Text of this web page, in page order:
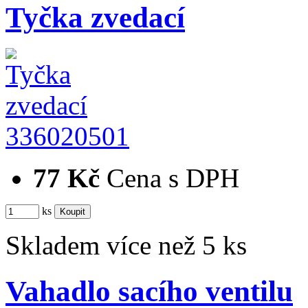
Tyčka zvedací
336020501
77 Kč Cena s DPH
ks
Skladem více než 5 ks
Vahadlo sacího ventilu